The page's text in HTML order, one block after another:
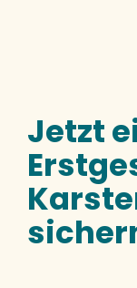
Jetzt